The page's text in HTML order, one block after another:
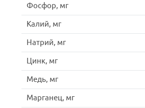
Фосфор, мг
Калий, мг
Натрий, мг
Цинк, мг
Медь, мг
Марганец, мг